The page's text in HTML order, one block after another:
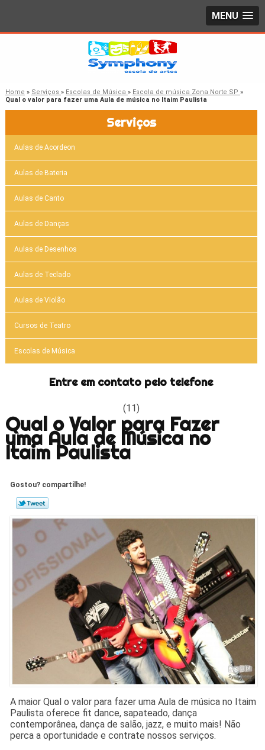
MENU
Home » Serviços » Escolas de Música » Escola de música Zona Norte SP »
Qual o valor para fazer uma Aula de música no Itaim Paulista
Serviços
Aulas de Acordeon
Aulas de Bateria
Aulas de Canto
Aulas de Danças
Aulas de Desenhos
Aulas de Teclado
Aulas de Violão
Cursos de Teatro
Escolas de Música
Entre em contato pelo telefone
(11)
Qual o Valor para Fazer
uma Aula de Música no
Itaim Paulista
Gostou? compartilhe!
A maior Qual o valor para fazer uma Aula de música no Itaim
Paulista oferece fit dance, sapateado, dança
contemporânea, dança de salão, jazz, e muito mais! Não
perca a oportunidade e contrate nossos serviços.